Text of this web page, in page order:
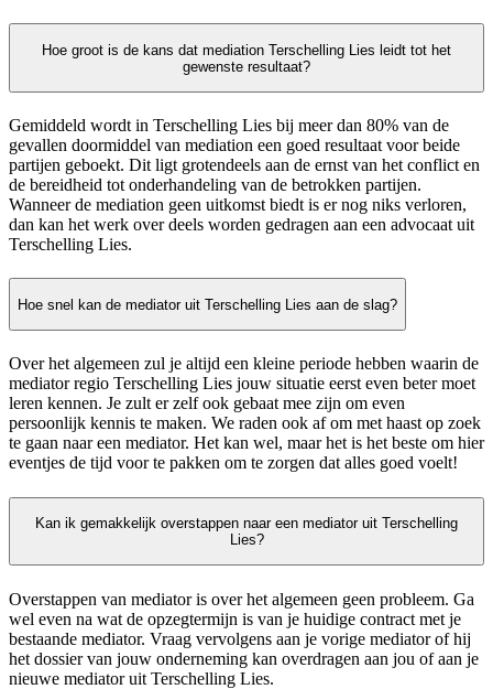
Hoe groot is de kans dat mediation Terschelling Lies leidt tot het
gewenste resultaat?
Gemiddeld wordt in Terschelling Lies bij meer dan 80% van de
gevallen doormiddel van mediation een goed resultaat voor beide
partijen geboekt. Dit ligt grotendeels aan de ernst van het conflict en
de bereidheid tot onderhandeling van de betrokken partijen.
Wanneer de mediation geen uitkomst biedt is er nog niks verloren,
dan kan het werk over deels worden gedragen aan een advocaat uit
Terschelling Lies.
Hoe snel kan de mediator uit Terschelling Lies aan de slag?
Over het algemeen zul je altijd een kleine periode hebben waarin de
mediator regio Terschelling Lies jouw situatie eerst even beter moet
leren kennen. Je zult er zelf ook gebaat mee zijn om even
persoonlijk kennis te maken. We raden ook af om met haast op zoek
te gaan naar een mediator. Het kan wel, maar het is het beste om hier
eventjes de tijd voor te pakken om te zorgen dat alles goed voelt!
Kan ik gemakkelijk overstappen naar een mediator uit Terschelling
Lies?
Overstappen van mediator is over het algemeen geen probleem. Ga
wel even na wat de opzegtermijn is van je huidige contract met je
bestaande mediator. Vraag vervolgens aan je vorige mediator of hij
het dossier van jouw onderneming kan overdragen aan jou of aan je
nieuwe mediator uit Terschelling Lies.